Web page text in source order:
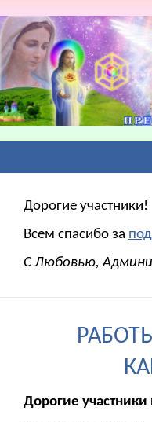
Дорогие участники!
Всем спасибо за
С Любовью,
Дорогие участники